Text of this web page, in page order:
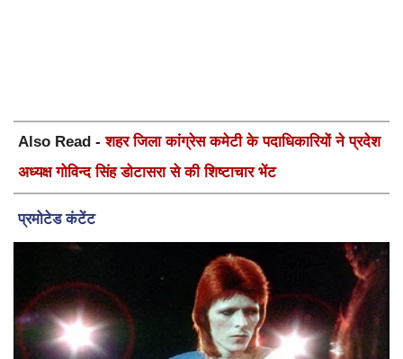
Also Read -शहर जिला कांग्रेस कमेटी के पदाधिकारियों ने प्रदेश
अध्यक्ष गोविन्द सिंह डोटासरा से की शिष्टाचार भेंट